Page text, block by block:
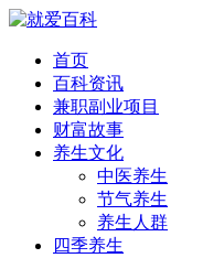
首页
百科资讯
兼职副业项目
财富故事
养生文化
中医养生
节气养生
养生人群
四季养生